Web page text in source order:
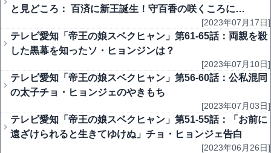
と見どころ： 百済に新王誕生！守百香の咲くころに…
[2023年07月17日]
テレビ愛知「帝王の娘スベクヒャン」第61-65話：両親を殺
した黒幕を知ったソ・ヒョンジンは？
[2023年07月10日]
テレビ愛知「帝王の娘スベクヒャン」第56-60話：公私混同
の太子チョ・ヒョンジェのやきもち
[2023年07月03日]
テレビ愛知「帝王の娘スベクヒャン」第51-55話：「お前に
遠ざけられると生きてゆけぬ」チョ・ヒョンジェ告白
[2023年06月26日]